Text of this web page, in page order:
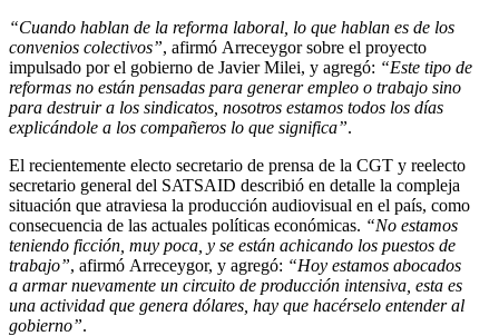
“Cuando hablan de la reforma laboral, lo que hablan es de los
convenios colectivos”, afirmó Arreceygor sobre el proyecto
impulsado por el gobierno de Javier Milei, y agregó: “Este tipo de
reformas no están pensadas para generar empleo o trabajo sino
para destruir a los sindicatos , nosotros estamos todos los días
explicándole a los compañeros lo que significa”.
El recientemente electo secretario de prensa de la CGT y reelecto
secretario general del SATSAID describió en detalle la compleja
situación que atraviesa la producción audiovisual en el país, como
consecuencia de las actuales políticas económicas. “No estamos
teniendo ficción, muy poca, y se están achicando los puestos de
trabajo”, afirmó Arreceygor, y agregó: “Hoy estamos abocados
a armar nuevamente un circuito de producción intensiva , esta es
una actividad que genera dólares, hay que hacérselo entender al
gobierno”.